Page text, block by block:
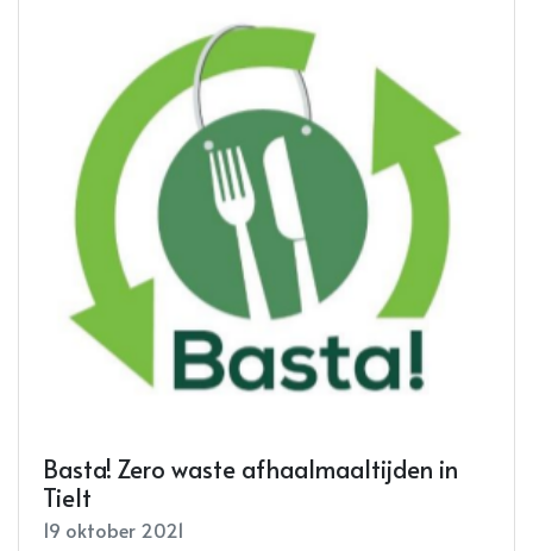
Basta! Zero waste afhaalmaaltijden in
Tielt
19 oktober 2021